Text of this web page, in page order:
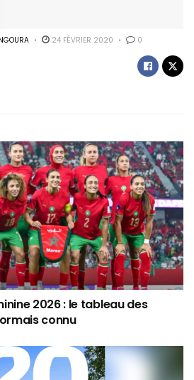
24 FÉVRIER 2020 0
2026 : le tableau des
connu